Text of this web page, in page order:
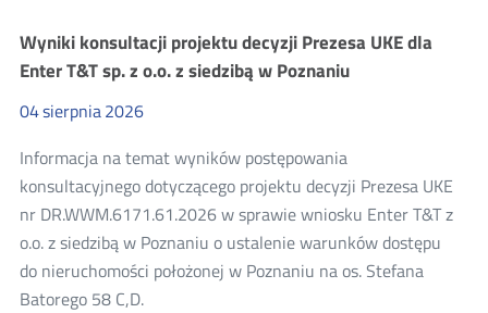
decyzji
Prezesa
UKE
Enter
sp.
z
o.o.
z
siedzibą
w
Poznaniu
Wyniki konsultacji projektu decyzji Prezesa UKE dla
Enter T&T sp. z o.o. z siedzibą w Poznaniu
04sierpnia2026
Informacja na temat wyników postępowania
konsultacyjnego dotyczącego projektu decyzji Prezesa UKE
nr DR.WWM.6171.61.2026 w sprawie wniosku Enter T&T z
o.o. z siedzibą w Poznaniu o ustalenie warunków dostępu
do nieruchomości położonej w Poznaniu na os. Stefana
Batorego 58 C,D.